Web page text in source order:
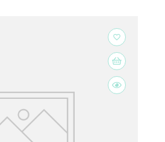
favorite_border